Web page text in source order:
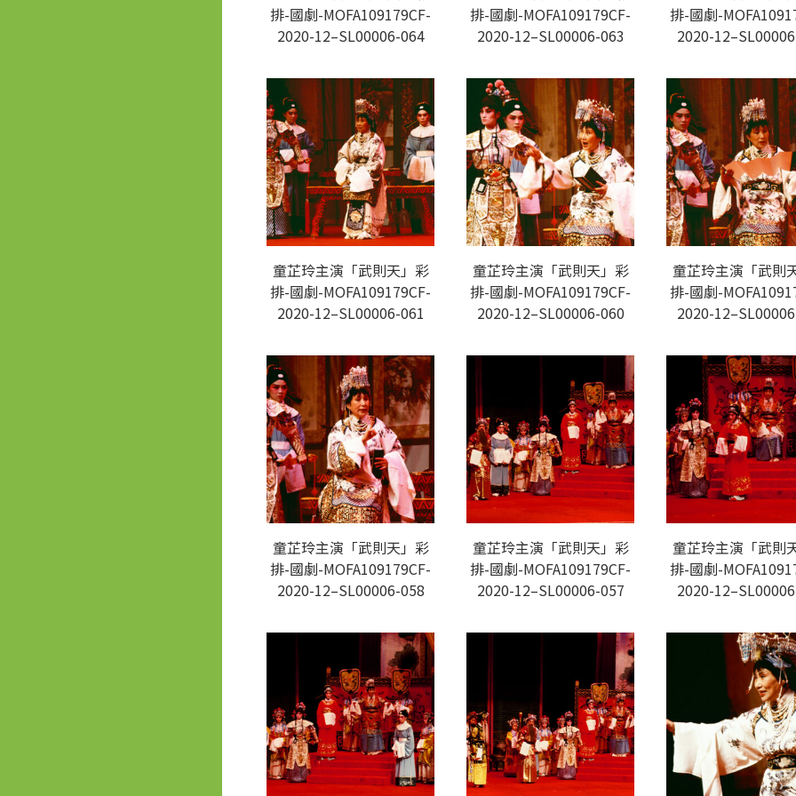
排-國劇-MOFA109179CF-
2020-12–SL00006-064
排-國劇-MOFA109179CF-
2020-12–SL00006-063
排-國劇-
2020-
童芷玲主演「武則天」彩
排-國劇-MOFA109179CF-
2020-12–SL00006-061
童芷玲主演「武則天」彩
排-國劇-MOFA109179CF-
2020-12–SL00006-060
童芷玲主演「武則
排-國劇-
2020-
童芷玲主演「武則天」彩
排-國劇-MOFA109179CF-
2020-12–SL00006-058
童芷玲主演「武則天」彩
排-國劇-MOFA109179CF-
2020-12–SL00006-057
童芷玲主演「武則
排-國劇-
2020-